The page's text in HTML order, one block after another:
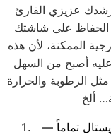
نرشدك عزيزي القارئ
الحفاظ على شاشتك
الممكنة، لأن هذه
أصبح من السهل
الرطوبة والحرارة
— لابد أن يهيأ المكان المحيط بشاشة الكريستال تماماً